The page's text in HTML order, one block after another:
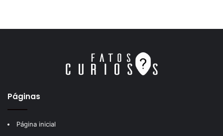
Páginas
Página inicial